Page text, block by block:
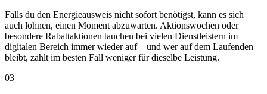
Falls du den Energieausweis nicht sofort benötigst, kann es sich
auch lohnen, einen Moment abzuwarten. Aktionswochen oder
besondere Rabattaktionen tauchen bei vielen Dienstleistern im
digitalen Bereich immer wieder auf – und wer auf dem Laufenden
bleibt, zahlt im besten Fall weniger für dieselbe Leistung.
03